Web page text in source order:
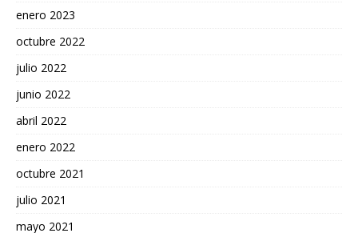
enero 2023
octubre 2022
julio 2022
junio 2022
abril 2022
enero 2022
octubre 2021
julio 2021
mayo 2021